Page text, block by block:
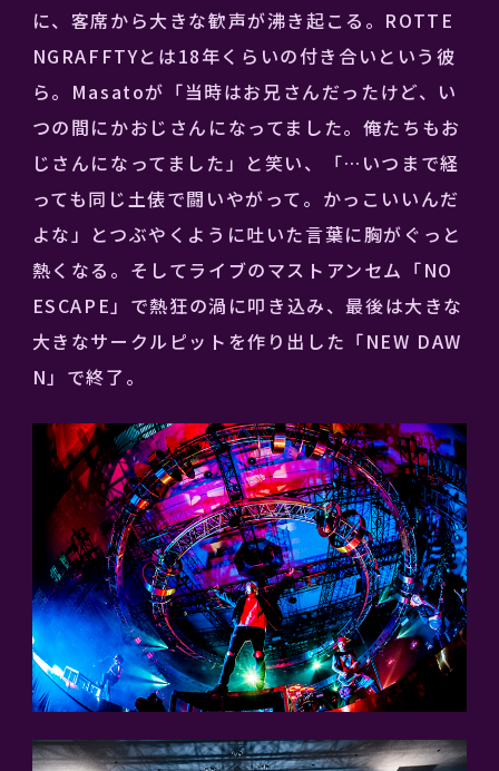
に、客席から大きな歓声が沸き起こる。ROTTE
NGRAFFTYとは18年くらいの付き合いという彼
ら。Masatoが「当時はお兄さんだったけど、い
つの間にかおじさんになってました。俺たちもお
じさんになってました」と笑い、「…いつまで経
っても同じ土俵で闘いやがって。かっこいいんだ
よな」とつぶやくように吐いた言葉に胸がぐっと
熱くなる。そしてライブのマストアンセム「NO
ESCAPE」で熱狂の渦に叩き込み、最後は大きな
大きなサークルピットを作り出した「NEW DAW
N」で終了。